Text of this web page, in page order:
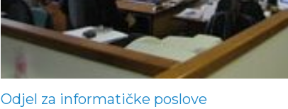
Odjel za informatičke poslove